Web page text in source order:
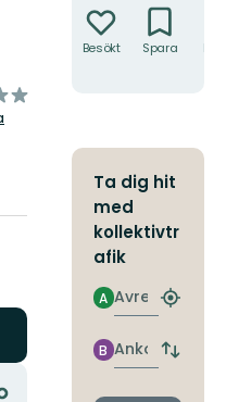
Besökt Spara
Ta dig hit
med
kollektivtr
afik
Avresa
A
Hitta
Ankomst
B
Byt
och